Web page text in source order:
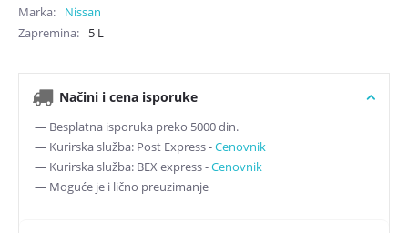
Marka
Nissan
Zapremina
5 L
Načini i cena isporuke
— Besplatna isporuka preko 5000 din.
— Kurirska služba: Post Express -Cenovnik
— Kurirska služba: BEX express -Cenovnik
— Moguće je i lično preuzimanje